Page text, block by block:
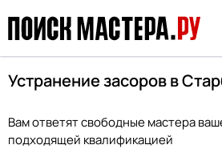
Устранение засоров в
Вам ответят свободные мастера
подходящей квалификацией